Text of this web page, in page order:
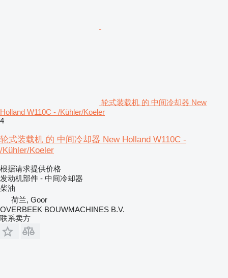
轮式装载机 的 中间冷却器 New
Holland W110C - /Kühler/Koeler
4
轮式装载机 的 中间冷却器 New Holland W110C -
/Kühler/Koeler
根据请求提供价格
发动机部件 - 中间冷却器
柴油
荷兰, Goor
OVERBEEK BOUWMACHINES B.V.
联系卖方